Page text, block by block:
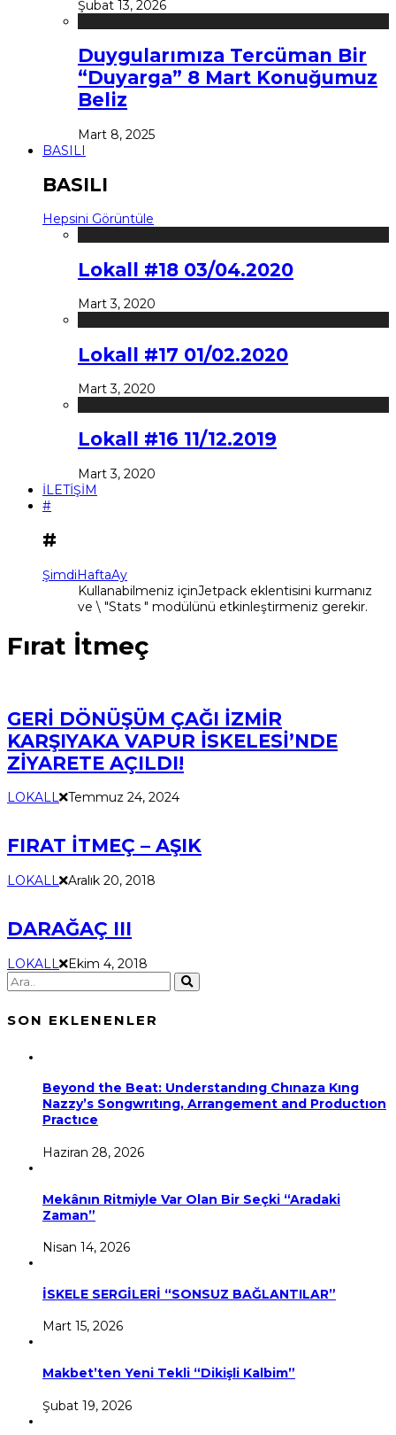
Şubat 13, 2026
Duygularımıza Tercüman Bir
“Duyarga” 8 Mart Konuğumuz
Beliz
Mart 8, 2025
BASILI
BASILI
Hepsini Görüntüle
Lokall #18 03/04.2020
Mart 3, 2020
Lokall #17 01/02.2020
Mart 3, 2020
Lokall #16 11/12.2019
Mart 3, 2020
İLETİŞİM
#
#
ŞimdiHaftaAy
Kullanabilmeniz içinJetpack eklentisini kurmanız
ve \ "Stats " modülünü etkinleştirmeniz gerekir.
Fırat İtmeç
GERİ DÖNÜŞÜM ÇAĞI İZMİR
KARŞIYAKA VAPUR İSKELESİ’NDE
ZİYARETE AÇILDI!
LOKALL Temmuz 24, 2024
FIRAT İTMEÇ – AŞIK
LOKALL Aralık 20, 2018
DARAĞAÇ III
LOKALL Ekim 4, 2018
SON EKLENENLER
Beyond the Beat: Understandıng Chınaza Kıng
Nazzy’s Songwrıtıng, Arrangement and Productıon
Practıce
Haziran 28, 2026
Mekânın Ritmiyle Var Olan Bir Seçki “Aradaki
Zaman”
Nisan 14, 2026
İSKELE SERGİLERİ “SONSUZ BAĞLANTILAR”
Mart 15, 2026
Makbet’ten Yeni Tekli “Dikişli Kalbim”
Şubat 19, 2026